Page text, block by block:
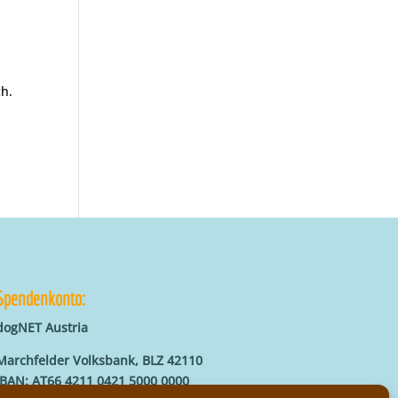
Austria
Volksbank, BLZ 42110
AT66 4211 0421 5000 0000